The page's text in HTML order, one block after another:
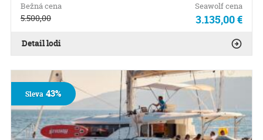
Bežná cena
5.500,00
Seawolf cena
3.135,00 €
Detail lodi
Sleva43%